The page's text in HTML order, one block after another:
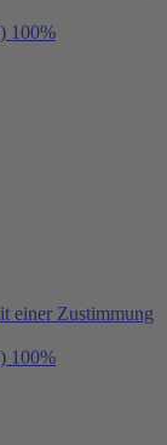
100%
einer Zustimmung
100%